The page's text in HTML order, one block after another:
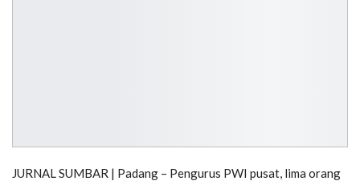
JURNAL SUMBAR | Padang – Pengurus PWI pusat, lima orang